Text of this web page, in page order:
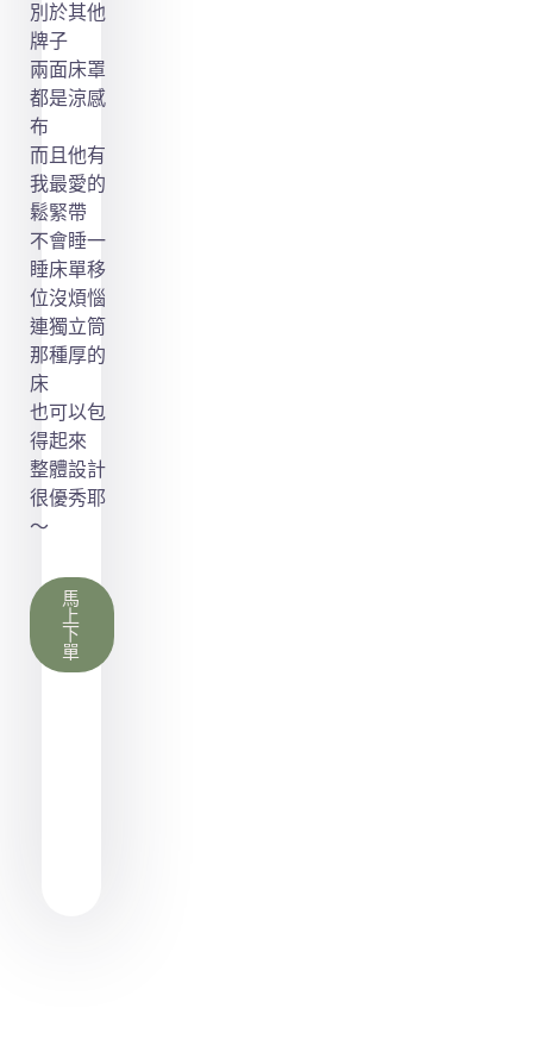
別於其他
牌子
兩面床罩
都是涼感
布
而且他有
我最愛的
鬆緊帶
不會睡一
睡床單移
位沒煩惱
連獨立筒
那種厚的
床
也可以包
得起來
整體設計
很優秀耶
～
馬
上
下
單